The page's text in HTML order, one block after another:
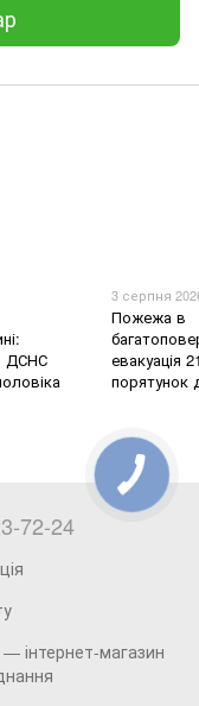
ДСНС
3 серпня
Пожежа в
евакуація
порятунок
72-24
— інтернет-магазин